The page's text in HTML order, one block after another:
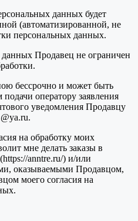
данных будет
(автоматизированной, не
персональных данных.
Продавец не ограничен
бессрочно и может быть
оператору заявления
уведомления Продавцу
на обработку моих
мне делать заказы в
anntre.ru/) и/или
оказываемыми Продавцом,
моего согласия на